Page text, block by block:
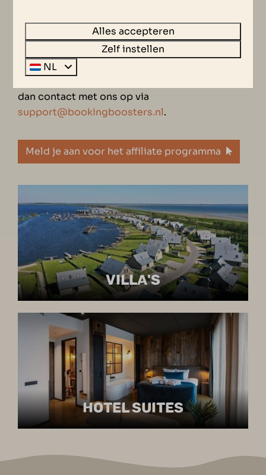
Resort? Meld je dan nu aan als affiliate
. Of wil je meer informatie over
het affiliate programma, heb je vragen of ben
dan contact met ons op via
support@bookingboosters.nl.
Meld je aan voor het affiliate programma
VILLA'S
HOTEL SUITES
Alles accepteren
Zelf instellen
NL